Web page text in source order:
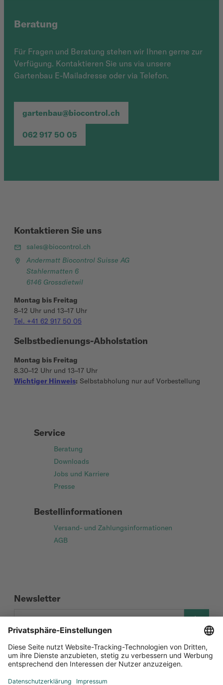
Beratung
Für Fragen und Beratung stehen wir Ihnen gerne zur
Verfügung. Kontaktieren Sie uns via unsere
Gartenbau E-Mailadresse oder via Telefon.
gartenbau@biocontrol.ch
062 917 50 05
Service
Beratung
Downloads
Jobs und Karriere
Presse
Bestellinformationen
Versand- und Zahlungsinformationen
AGB
Newsletter
Social Media
Kontaktieren Sie uns
sales@biocontrol.ch
Andermatt Biocontrol Suisse AG
Stahlermatten 6
6146 Grossdietwil
Montag bis Freitag
8–12 Uhr und 13–17 Uhr
Tel. +41 62 917 50 05
Selbstbedienungs-Abholstation
Montag bis Freitag
8.30–12 Uhr und 13–17 Uhr
Wichtiger Hinweis: Selbstabholung nur auf Vorbestellung